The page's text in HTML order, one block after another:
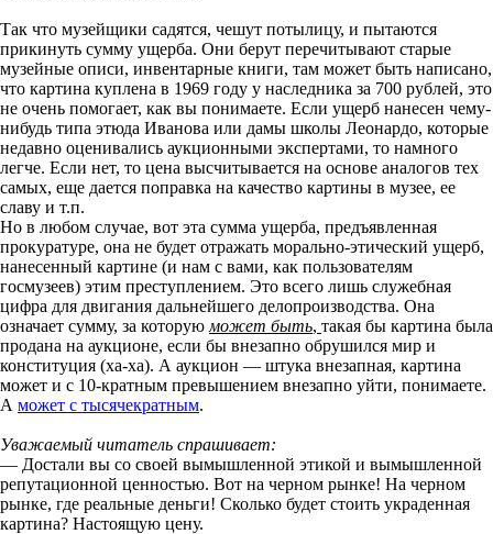
Так что музейщики садятся, чешут потылицу, и пытаются
прикинуть сумму ущерба. Они берут перечитывают старые
музейные описи, инвентарные книги, там может быть написано,
что картина куплена в 1969 году у наследника за 700 рублей, это
не очень помогает, как вы понимаете. Если ущерб нанесен чему-
нибудь типа этюда Иванова или дамы школы Леонардо, которые
недавно оценивались аукционными экспертами, то намного
легче. Если нет, то цена высчитывается на основе аналогов тех
самых, еще дается поправка на качество картины в музее, ее
славу и т.п.
Но в любом случае, вот эта сумма ущерба, предъявленная
прокуратуре, она не будет отражать морально-этический ущерб,
нанесенный картине (и нам с вами, как пользователям
госмузеев) этим преступлением. Это всего лишь служебная
цифра для двигания дальнейшего делопроизводства. Она
означает сумму, за которую может быть, такая бы картина была
продана на аукционе, если бы внезапно обрушился мир и
конституция (ха-ха). А аукцион — штука внезапная, картина
может и с 10-кратным превышением внезапно уйти, понимаете.
А может с тысячекратным.
Уважаемый читатель спрашивает:
— Достали вы со своей вымышленной этикой и вымышленной
репутационной ценностью. Вот на черном рынке! На черном
рынке, где реальные деньги! Сколько будет стоить украденная
картина? Настоящую цену.